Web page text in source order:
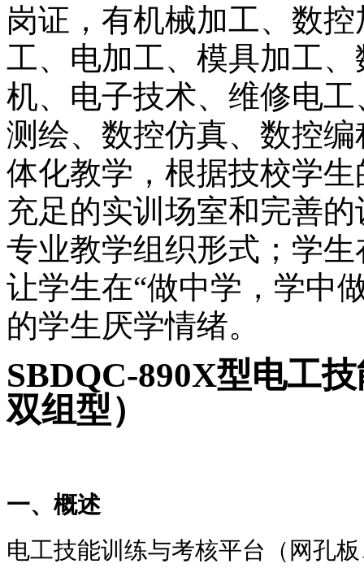
岗证，有机械加工、数
工、电加工、模具加工
机、电子技术、维修电
测绘、数控仿真、数控
体化教学，根据技校学
充足的实训场室和完善
专业教学组织形式；学
让学生在“做中学，学中
的学生厌学情绪。
SBDQC-890X型电工
双组型）
一、概述
电工技能训练与考核平台（网孔